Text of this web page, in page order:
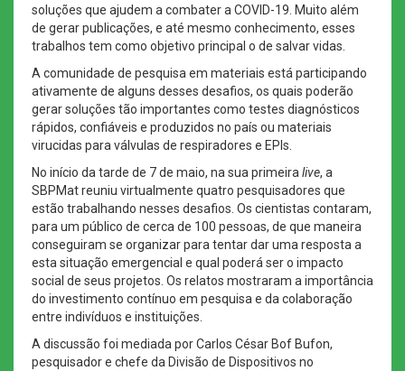
soluções que ajudem a combater a COVID-19. Muito além
de gerar publicações, e até mesmo conhecimento, esses
trabalhos tem como objetivo principal o de salvar vidas.
A comunidade de pesquisa em materiais está participando
ativamente de alguns desses desafios, os quais poderão
gerar soluções tão importantes como testes diagnósticos
rápidos, confiáveis e produzidos no país ou materiais
virucidas para válvulas de respiradores e EPIs.
No início da tarde de 7 de maio, na sua primeira live, a
SBPMat reuniu virtualmente quatro pesquisadores que
estão trabalhando nesses desafios. Os cientistas contaram,
para um público de cerca de 100 pessoas, de que maneira
conseguiram se organizar para tentar dar uma resposta a
esta situação emergencial e qual poderá ser o impacto
social de seus projetos. Os relatos mostraram a importância
do investimento contínuo em pesquisa e da colaboração
entre indivíduos e instituições.
A discussão foi mediada por Carlos César Bof Bufon,
pesquisador e chefe da Divisão de Dispositivos no